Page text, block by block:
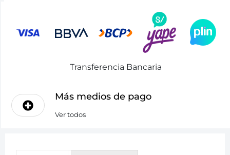
Transferencia Bancaria
Más medios de pago
Ver todos